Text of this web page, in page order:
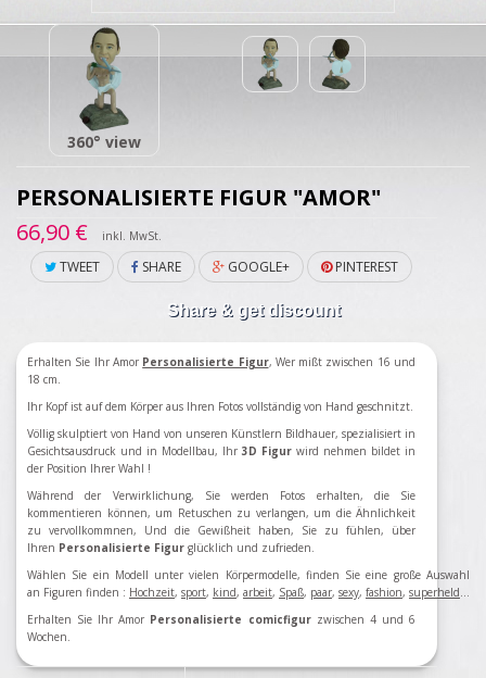
360° view
PERSONALISIERTE FIGUR "AMOR"
66,90 €
inkl. MwSt.
TWEET SHARE GOOGLE+ PINTEREST
Share & get discount
Erhalten Sie Ihr Amor Personalisierte Figur, Wer mißt zwischen 16 und
18 cm.
Ihr Kopf ist auf dem Körper aus Ihren Fotos vollständig von Hand geschnitzt.
Völlig skulptiert von Hand von unseren Künstlern Bildhauer, spezialisiert in
Gesichtsausdruck und in Modellbau, Ihr 3D Figur wird nehmen bildet in
der Position Ihrer Wahl !
Während der Verwirklichung, Sie werden Fotos erhalten, die Sie
kommentieren können, um Retuschen zu verlangen, um die Ähnlichkeit
zu vervollkommnen, Und die Gewißheit haben, Sie zu fühlen, über
Ihren Personalisierte Figur glücklich und zufrieden.
Wählen Sie ein Modell unter vielen Körpermodelle, finden Sie eine große Auswahl
an Figuren finden : Hochzeit, sport, kind, arbeit, Spaß, paar, sexy, fashion, superheld...
Erhalten Sie Ihr Amor Personalisierte comicfigurzwischen 4 und 6
Wochen.